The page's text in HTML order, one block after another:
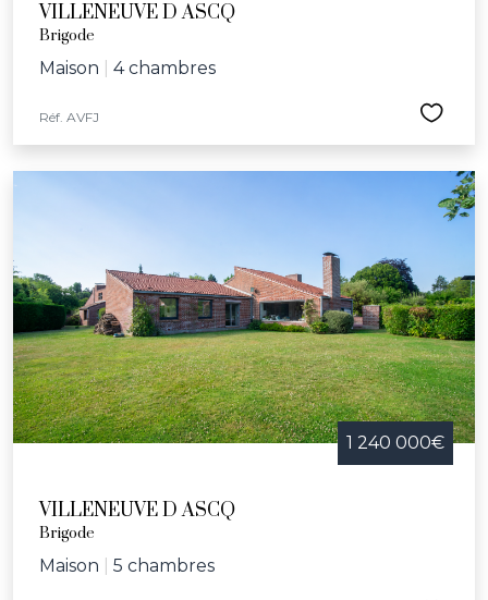
VILLENEUVE D ASCQ
Brigode
Maison 4 chambres
Réf. AVFJ
1 240 000€
VILLENEUVE D ASCQ
Brigode
Maison 5 chambres